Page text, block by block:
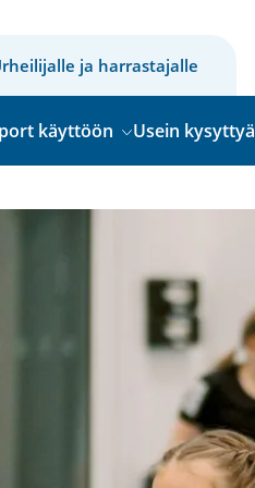
ja harrastajalle
käyttöön Usein kysyttyä